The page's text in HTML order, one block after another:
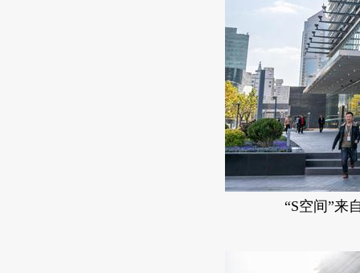
“S空间”来自于